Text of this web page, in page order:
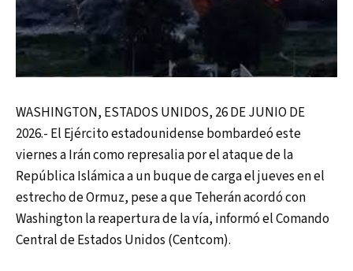
WASHINGTON, ESTADOS UNIDOS, 26 DE JUNIO DE
2026.- El Ejército estadounidense bombardeó este
viernes a Irán como represalia por el ataque de la
República Islámica a un buque de carga el jueves en el
estrecho de Ormuz, pese a que Teherán acordó con
Washington la reapertura de la vía, informó el Comando
Central de Estados Unidos (Centcom).